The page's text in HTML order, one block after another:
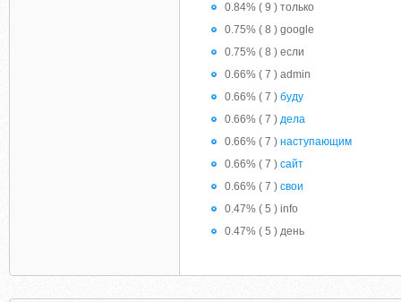
0.84% ( 9 ) только
0.75% ( 8 ) google
0.75% ( 8 ) если
0.66% ( 7 ) admin
0.66% ( 7 ) буду
0.66% ( 7 ) дела
0.66% ( 7 ) наступающим
0.66% ( 7 ) сайт
0.66% ( 7 ) свои
0.47% ( 5 ) info
0.47% ( 5 ) день